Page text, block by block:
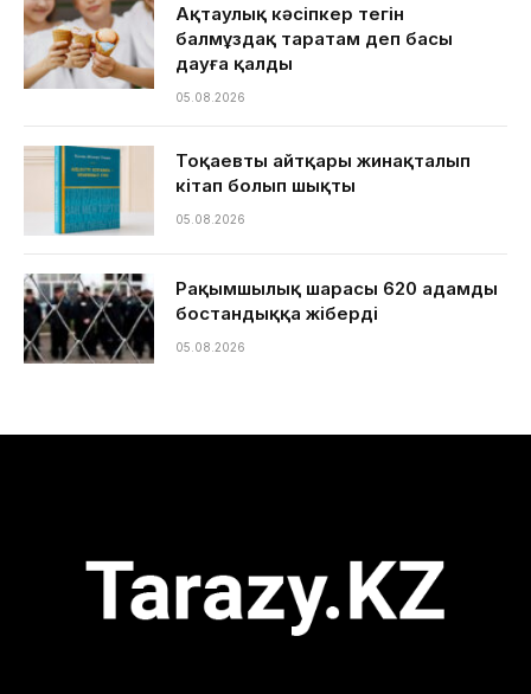
Ақтаулық кәсіпкер тегін
балмұздақ таратам деп басы
дауға қалды
05.08.2026
Тоқаевтың айтқары жинақталып
кітап болып шықты
05.08.2026
Рақымшылық шарасы 620 адамды
бостандыққа жіберді
05.08.2026